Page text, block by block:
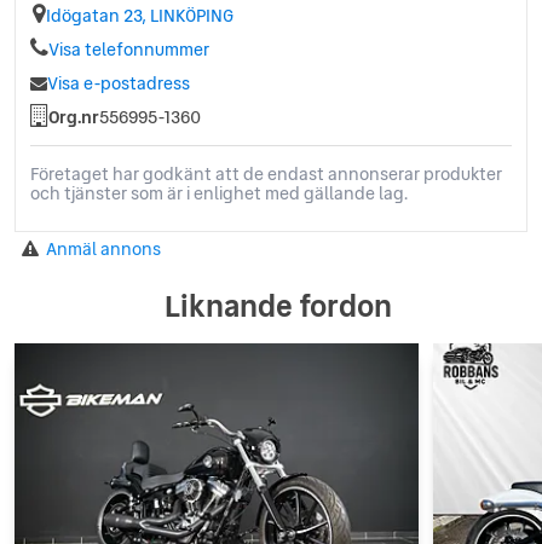
Idögatan 23, LINKÖPING
Visa telefonnummer
Visa e-postadress
Org.nr556995-1360
Företaget har godkänt att de endast annonserar produkter
och tjänster som är i enlighet med gällande lag.
Anmäl annons
Liknande fordon